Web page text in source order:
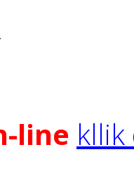
line kllik